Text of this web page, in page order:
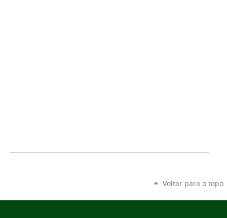
Voltar para o topo